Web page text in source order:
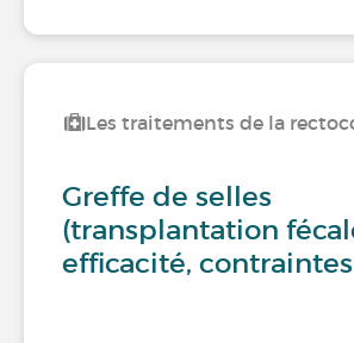
Les traitements de la
Greffe de selles
(transplantation
efficacité,